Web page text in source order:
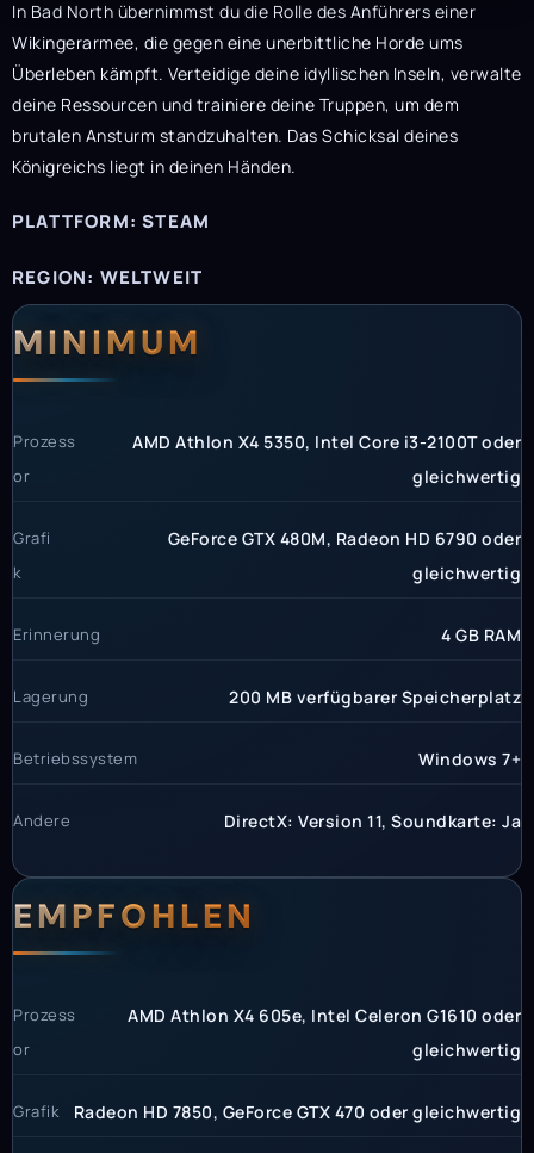
In Bad North übernimmst du die Rolle des Anführers einer
Wikingerarmee, die gegen eine unerbittliche Horde ums
Überleben kämpft. Verteidige deine idyllischen Inseln, verwalte
deine Ressourcen und trainiere deine Truppen, um dem
brutalen Ansturm standzuhalten. Das Schicksal deines
Königreichs liegt in deinen Händen.
PLATTFORM: STEAM
REGION: WELTWEIT
MINIMUM
Prozess
or
AMD Athlon X4 5350, Intel Core i3-2100T oder
gleichwertig
Grafi
k
GeForce GTX 480M, Radeon HD 6790 oder
gleichwertig
Erinnerung 4 GB RAM
Lagerung 200 MB verfügbarer Speicherplatz
Betriebssystem Windows 7+
Andere DirectX: Version 11, Soundkarte: Ja
EMPFOHLEN
Prozess
or
AMD Athlon X4 605e, Intel Celeron G1610 oder
gleichwertig
Grafik Radeon HD 7850, GeForce GTX 470 oder gleichwertig